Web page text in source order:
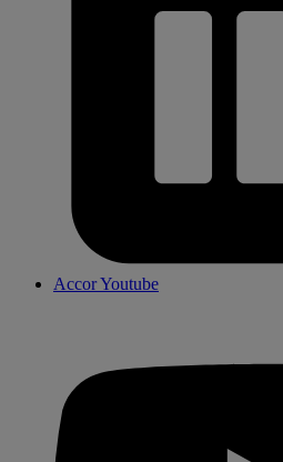
Accor Youtube